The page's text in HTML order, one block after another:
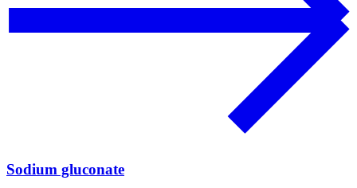
Sodium gluconate